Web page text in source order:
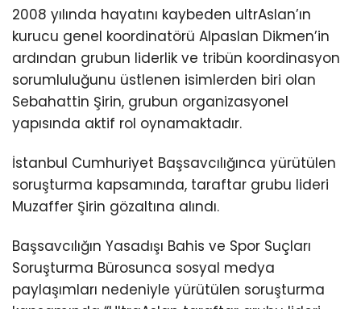
2008 yılında hayatını kaybeden ultrAslan’ın
kurucu genel koordinatörü Alpaslan Dikmen’in
ardından grubun liderlik ve tribün koordinasyon
sorumluluğunu üstlenen isimlerden biri olan
Sebahattin Şirin, grubun organizasyonel
yapısında aktif rol oynamaktadır.
İstanbul Cumhuriyet Başsavcılığınca yürütülen
soruşturma kapsamında, taraftar grubu lideri
Muzaffer Şirin gözaltına alındı.
Başsavcılığın Yasadışı Bahis ve Spor Suçları
Soruşturma Bürosunca sosyal medya
paylaşımları nedeniyle yürütülen soruşturma